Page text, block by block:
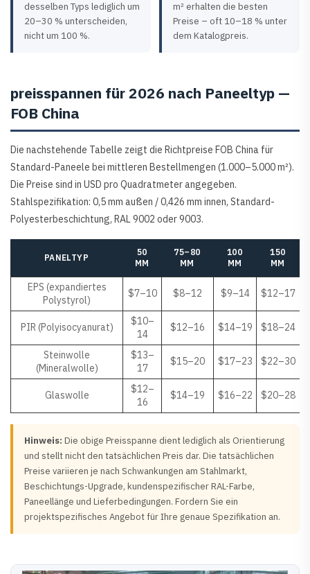
desselben Typs lediglich um
20–30 % unterscheiden,
nicht um 100 %.
m² erhalten die besten
Preise – oft 10–18 % unter
dem Katalogpreis.
preisspannen für 2026 nach Paneeltyp —
FOB China
Die nachstehende Tabelle zeigt die Richtpreise FOB China für
Standard-Paneele bei mittleren Bestellmengen (1.000–5.000 m²).
Die Preise sind in USD pro Quadratmeter angegeben.
Stahlspezifikation: 0,5 mm außen / 0,426 mm innen, Standard-
Polyesterbeschichtung, RAL 9002 oder 9003.
PANELTYP
50
MM
75–80
MM
100
MM
150
MM
EPS (expandiertes
Polystyrol)
$7–10 $8–12 $9–14 $12–17
PIR (Polyisocyanurat)
$10–
14
$12–16 $14–19 $18–24
Steinwolle
(Mineralwolle)
$13–
17
$15–20 $17–23 $22–30
Glaswolle
$12–
16
$14–19 $16–22 $20–28
Hinweis: Die obige Preisspanne dient lediglich als Orientierung
und stellt nicht den tatsächlichen Preis dar. Die tatsächlichen
Preise variieren je nach Schwankungen am Stahlmarkt,
Beschichtungs-Upgrade, kundenspezifischer RAL-Farbe,
Paneellänge und Lieferbedingungen. Fordern Sie ein
projektspezifisches Angebot für Ihre genaue Spezifikation an.